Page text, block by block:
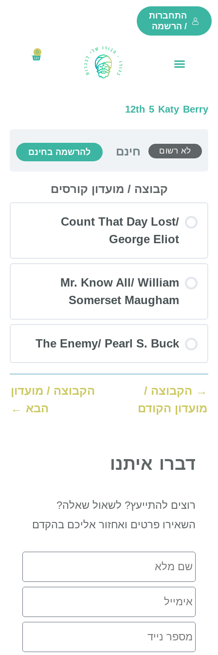
דילוג
לתוכן
התחברות
/ הרשמה
0
עגלת
12th 5 Katy Berry
לא רשום חינם להרשמה בחינם
קבוצה / מועדון קורסים
Count That Day Lost/
George Eliot
Mr. Know All/ William
Somerset Maugham
The Enemy/ Pearl S. Buck
0% שלם
0/0 צעדים
→ הקבוצה /
מועדון הקודם
הקבוצה / מועדון
הבא ←
דברו איתנו
רוצים להתייעץ? לשאול שאלה?
השאירו פרטים ואחזור אליכם בהקדם
שם
אימייל
מספר